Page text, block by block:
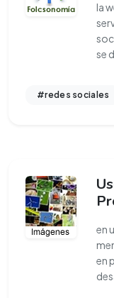
la
se
#redes sociales
en
en